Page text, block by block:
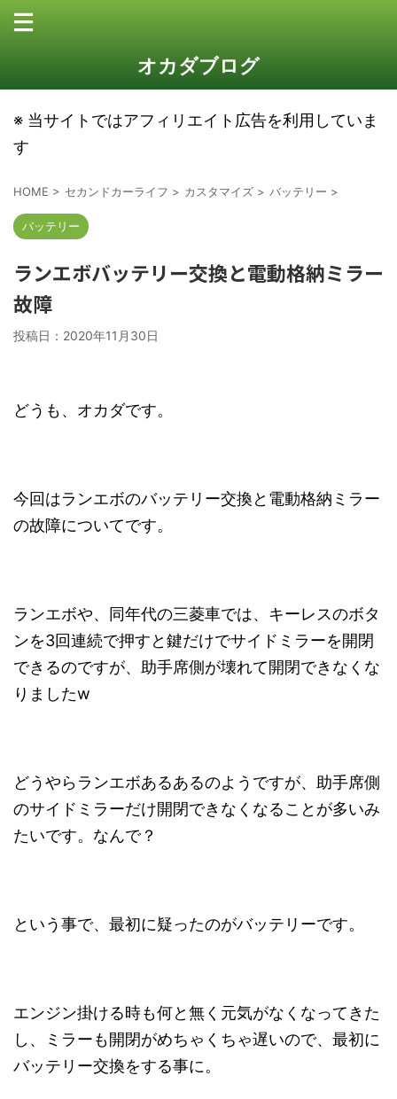
オカダブログ
※ 当サイトではアフィリエイト広告を利用していま
す
HOME > セカンドカーライフ > カスタマイズ > バッテリー >
バッテリー
ランエボバッテリー交換と電動格納ミラー
故障
投稿日： 2020年11月30日
どうも、オカダです。
今回はランエボのバッテリー交換と電動格納ミラー
の故障についてです。
ランエボや、同年代の三菱車では、キーレスのボタ
ンを3回連続で押すと鍵だけでサイドミラーを開閉
できるのですが、助手席側が壊れて開閉できなくな
りましたw
どうやらランエボあるあるのようですが、助手席側
のサイドミラーだけ開閉できなくなることが多いみ
たいです。なんで？
という事で、最初に疑ったのがバッテリーです。
エンジン掛ける時も何と無く元気がなくなってきた
し、ミラーも開閉がめちゃくちゃ遅いので、最初に
バッテリー交換をする事に。